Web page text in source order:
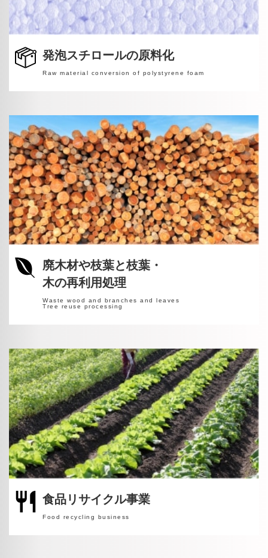
発泡スチロールの原料化
Raw material conversion of polystyrene foam
廃木材や枝葉と枝葉・
木の再利用処理
Waste wood and branches and leaves
Tree reuse processing
食品リサイクル事業
Food recycling business